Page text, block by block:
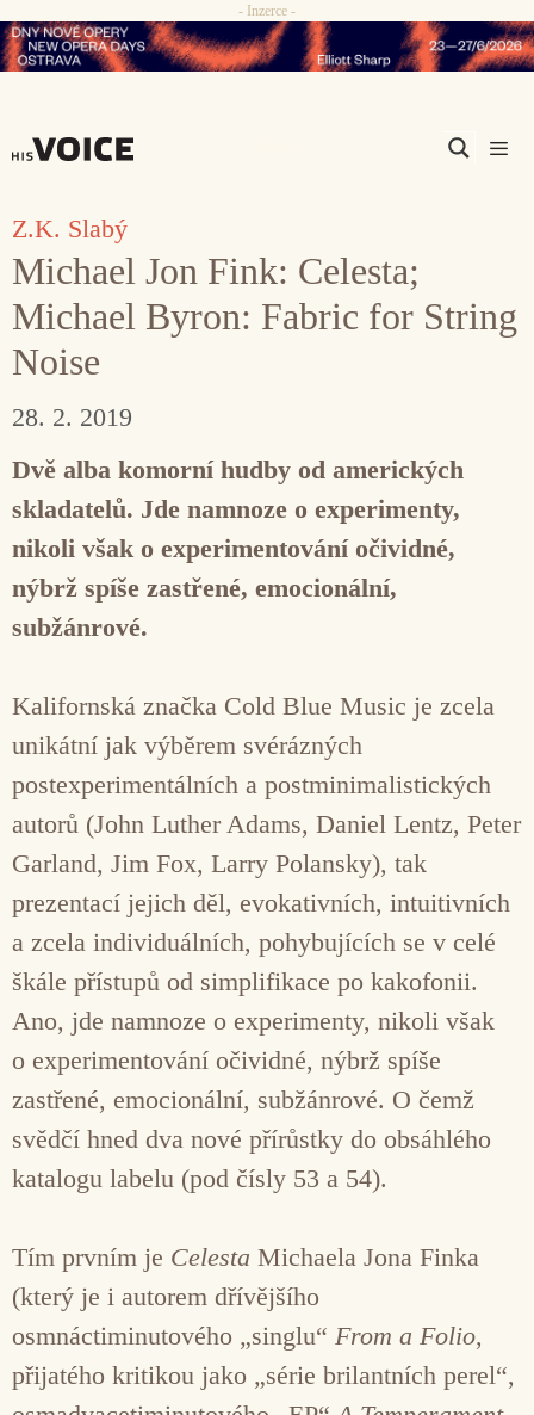
Přeskočit
na
- Inzerce -
Z.K. Slabý
Michael Jon Fink: Celesta;
Michael Byron: Fabric for String
Noise
28. 2. 2019
Dvě alba komorní hudby od amerických
skladatelů. Jde namnoze o experimenty,
nikoli však o experimentování očividné,
nýbrž spíše zastřené, emocionální,
subžánrové.
Kalifornská značka Cold Blue Music je zcela
unikátní jak výběrem svérázných
postexperimentálních a postminimalistických
autorů (John Luther Adams, Daniel Lentz, Peter
Garland, Jim Fox, Larry Polansky), tak
prezentací jejich děl, evokativních, intuitivních
a zcela individuálních, pohybujících se v celé
škále přístupů od simplifikace po kakofonii.
Ano, jde namnoze o experimenty, nikoli však
o experimentování očividné, nýbrž spíše
zastřené, emocionální, subžánrové. O čemž
svědčí hned dva nové přírůstky do obsáhlého
katalogu labelu (pod čísly 53 a 54).
Tím prvním je Celesta Michaela Jona Finka
(který je i autorem dřívějšího
osmnáctiminutového „singlu“ From a Folio,
přijatého kritikou jako „série brilantních perel“,